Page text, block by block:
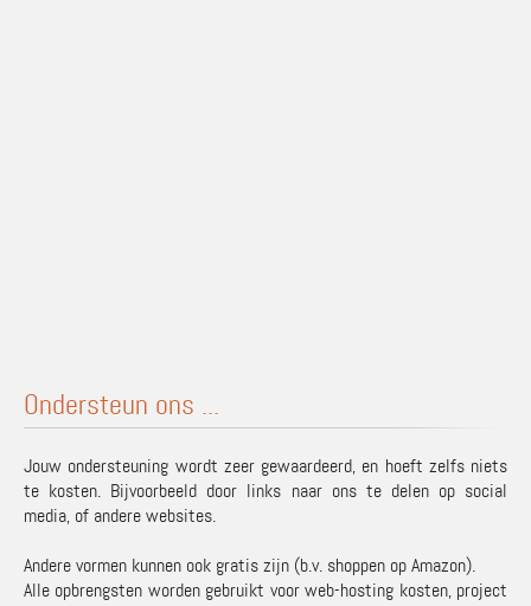
Ondersteun ons ...
Jouw ondersteuning wordt zeer gewaardeerd, en hoeft zelfs niets
te kosten. Bijvoorbeeld door links naar ons te delen op social
media, of andere websites.
Andere vormen kunnen ook gratis zijn (b.v. shoppen op Amazon).
Alle opbrengsten worden gebruikt voor web-hosting kosten, project